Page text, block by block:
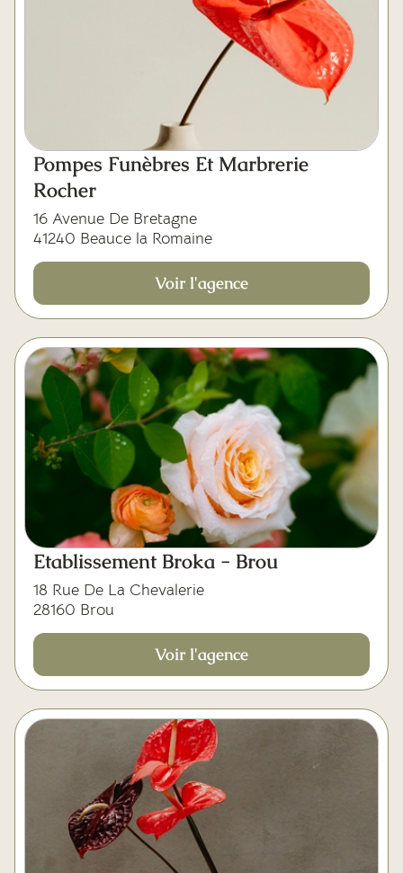
Pompes Funèbres Et Marbrerie
Rocher
16 Avenue De Bretagne
41240 Beauce la Romaine
Voir l'agence
Etablissement Broka - Brou
18 Rue De La Chevalerie
28160 Brou
Voir l'agence